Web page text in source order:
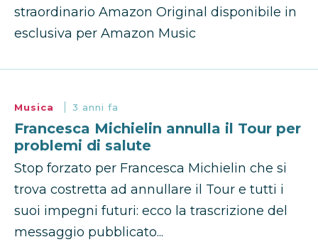
straordinario Amazon Original disponibile in
esclusiva per Amazon Music
Musica 3 anni fa
Francesca Michielin annulla il Tour per
problemi di salute
Stop forzato per Francesca Michielin che si
trova costretta ad annullare il Tour e tutti i
suoi impegni futuri: ecco la trascrizione del
messaggio pubblicato...